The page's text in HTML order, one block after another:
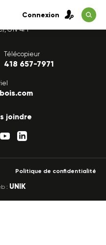
Connexion
Bureau 200
G1V 4P1
Télécopieur
418 657-7971
joindre
Politique de confidentialité
: UNIK